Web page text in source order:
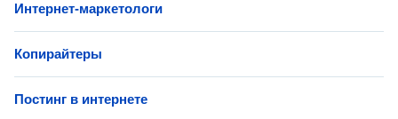
Интернет-маркетологи
Копирайтеры
Постинг в интернете